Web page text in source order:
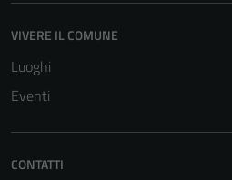
VIVERE IL COMUNE
Luoghi
Eventi
CONTATTI